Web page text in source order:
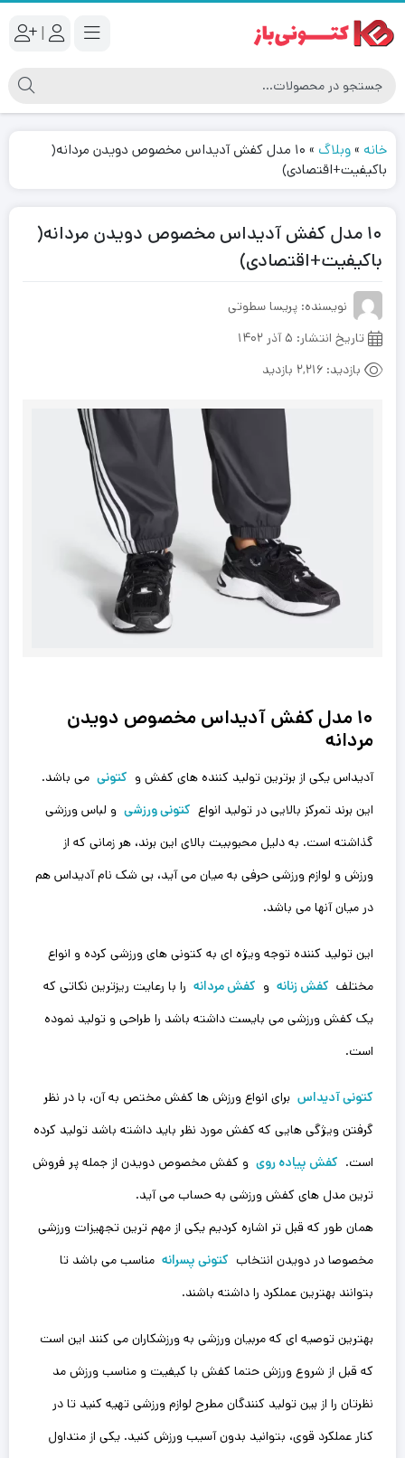
|
خانه »وبلاگ »
۱۰ مدل کفش آدیداس مخصوص دویدن مردانه(
باکیفیت+اقتصادی)
۱۰ مدل کفش آدیداس مخصوص دویدن مردانه(
باکیفیت+اقتصادی)
نویسنده: پریسا سطوتی
تاریخ انتشار: ۵ آذر ۱۴۰۲
بازدید: 2,216 بازدید
۱۰ مدل کفش آدیداس مخصوص دویدن
مردانه
آدیداس یکی از برترین تولید کننده های کفش و کتونی می باشد.
این برند تمرکز بالایی در تولید انواع کتونی ورزشی و لباس ورزشی
گذاشته است. به دلیل محبوبیت بالای این برند، هر زمانی که از
ورزش و لوازم ورزشی حرفی به میان ‌می آید، بی شک نام‌ آدیداس هم
در میان آنها می باشد.
این تولید کننده توجه ویژه ای به کتونی های ورزشی کرده و انواع
مختلف کفش زنانه و کفش مردانه را با رعایت ریزترین نکاتی که
یک کفش ورزشی می بایست داشته باشد را طراحی و تولید نموده
است.
کتونی آدیداس برای انواع ورزش ها کفش مختص به آن، با در نظر
گرفتن ویژگی هایی که کفش مورد نظر باید داشته باشد تولید کرده
است. کفش پیاده روی و کفش مخصوص دویدن از جمله پر فروش
ترین مدل های کفش ورزشی به حساب می آید.
همان طور که قبل تر اشاره کردیم یکی از مهم ترین تجهیزات ورزشی
مخصوصا در دویدن انتخاب کتونی پسرانه مناسب می باشد تا
بتوانند بهترین عملکرد را داشته باشند.
بهترین توصیه ای که مربیان ورزشی به ورزشکاران می کنند این است
که قبل از شروع ورزش حتما کفش با کیفیت و مناسب ورزش مد
نظرتان را از بین تولید کنندگان مطرح لوازم ورزشی تهیه کنید تا در
کنار عملکرد قوی، بتوانید بدون آسیب ورزش کنید. یکی از متداول